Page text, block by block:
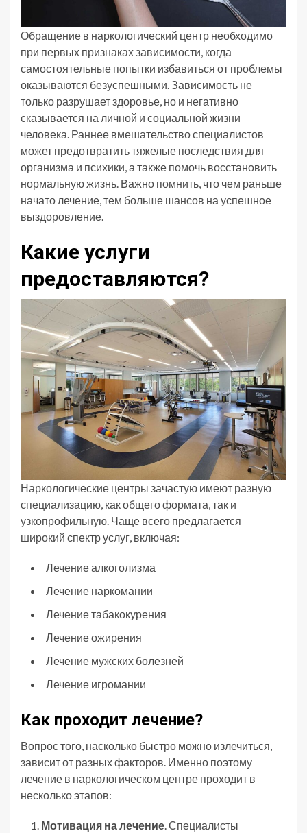
Обращение в наркологический центр необходимо
при первых признаках зависимости, когда
самостоятельные попытки избавиться от проблемы
оказываются безуспешными. Зависимость не
только разрушает здоровье, но и негативно
сказывается на личной и социальной жизни
человека. Раннее вмешательство специалистов
может предотвратить тяжелые последствия для
организма и психики, а также помочь восстановить
нормальную жизнь. Важно помнить, что чем раньше
начато лечение, тем больше шансов на успешное
выздоровление.
Какие услуги
предоставляются?
Наркологические центры зачастую имеют разную
специализацию, как общего формата, так и
узкопрофильную. Чаще всего предлагается
широкий спектр услуг, включая:
Лечение алкоголизма
Лечение наркомании
Лечение табакокурения
Лечение ожирения
Лечение мужских болезней
Лечение игромании
Как проходит лечение?
Вопрос того, насколько быстро можно излечиться,
зависит от разных факторов. Именно поэтому
лечение в наркологическом центре проходит в
несколько этапов:
Мотивация на лечение. Специалисты